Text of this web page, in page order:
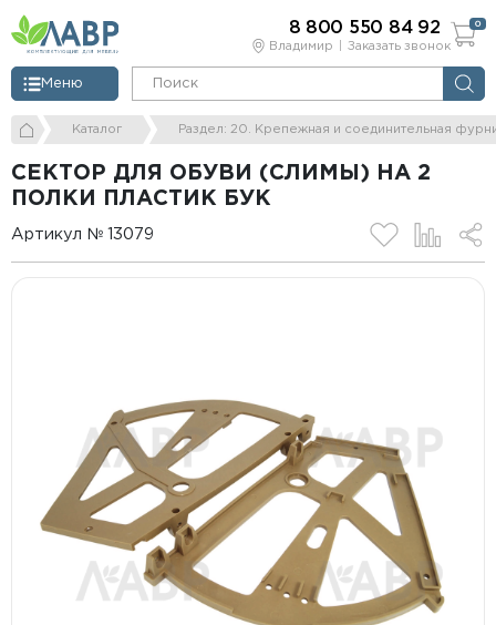
Владимир Заказать звонок
Меню
8 800 550 84 92 0
Каталог Раздел: 20. Крепежная и соединительная
СЕКТОР ДЛЯ ОБУВИ (СЛИМЫ) НА 2
ПОЛКИ ПЛАСТИК БУК
Артикул № 13079